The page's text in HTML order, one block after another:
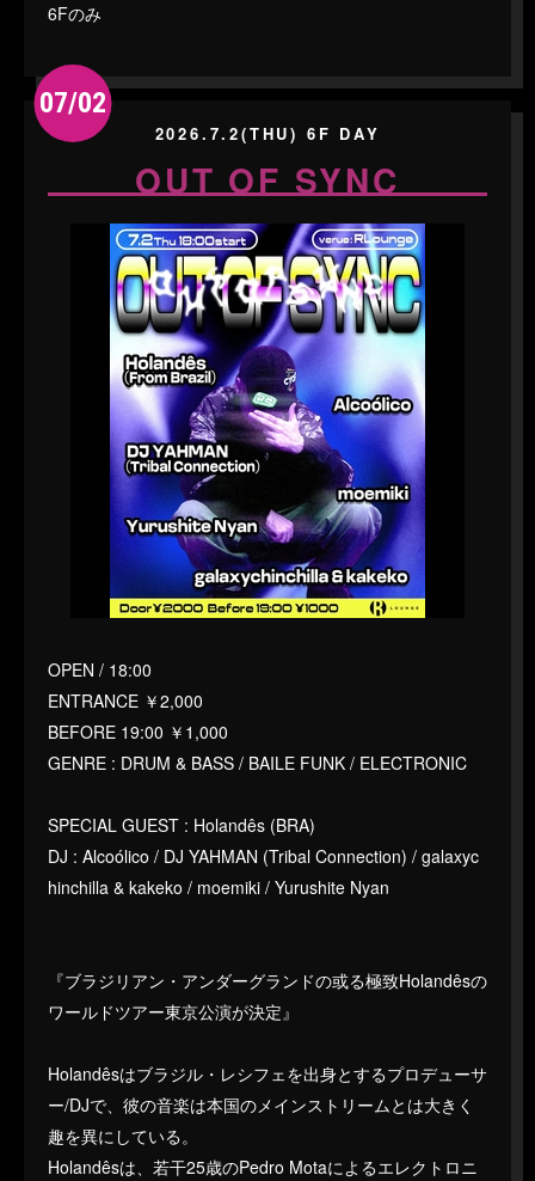
6Fのみ
07/02
2026.7.2(THU) 6F DAY
OUT OF SYNC
OPEN / 18:00
ENTRANCE ￥2,000
BEFORE 19:00 ￥1,000
GENRE : DRUM & BASS / BAILE FUNK / ELECTRONIC
SPECIAL GUEST : Holandês (BRA)
DJ : Alcoólico / DJ YAHMAN (Tribal Connection) / galaxyc
hinchilla & kakeko / moemiki / Yurushite Nyan
『ブラジリアン・アンダーグランドの或る極致Holandêsの
ワールドツアー東京公演が決定』
Holandêsはブラジル・レシフェを出身とするプロデューサ
ー/DJで、彼の音楽は本国のメインストリームとは大きく
趣を異にしている。
Holandêsは、若干25歳のPedro Motaによるエレクトロニ